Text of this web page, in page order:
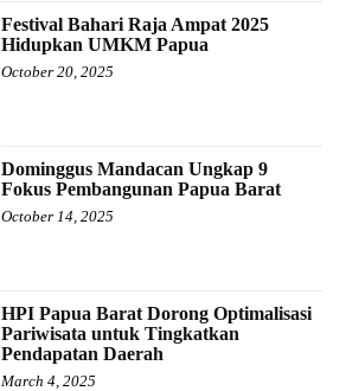
Festival Bahari Raja Ampat 2025
Hidupkan UMKM Papua
October 20, 2025
Dominggus Mandacan Ungkap 9
Fokus Pembangunan Papua Barat
October 14, 2025
HPI Papua Barat Dorong Optimalisasi
Pariwisata untuk Tingkatkan
Pendapatan Daerah
March 4, 2025